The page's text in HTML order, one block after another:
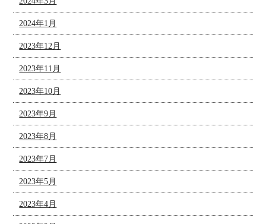
2024年1月
2023年12月
2023年11月
2023年10月
2023年9月
2023年8月
2023年7月
2023年5月
2023年4月